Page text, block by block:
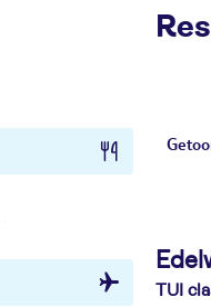
TUI